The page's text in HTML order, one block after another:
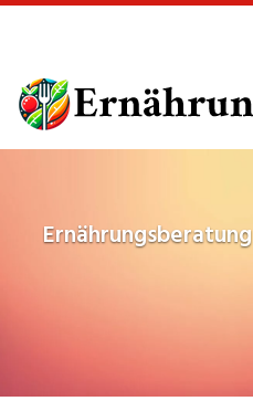
main
content
Ernährungsberatung